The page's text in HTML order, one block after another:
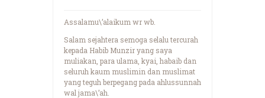
Assalamu\’alaikum wr wb.
Salam sejahtera semoga selalu tercurah
kepada Habib Munzir yang saya
muliakan, para ulama, kyai, habaib dan
seluruh kaum muslimin dan muslimat
yang teguh berpegang pada ahlussunnah
wal jama\’ah.